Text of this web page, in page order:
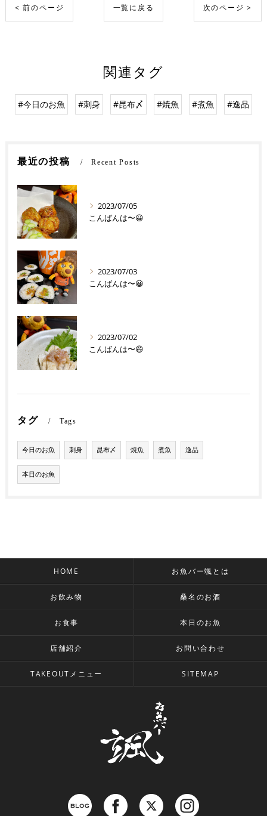
< 前のページ 一覧に戻る 次のページ >
関連タグ
#今日のお魚 #刺身 #昆布〆 #焼魚 #煮魚 #逸品
最近の投稿 Recent Posts
2023/07/05
こんばんは〜😀
2023/07/03
こんばんは〜😀
2023/07/02
こんばんは〜😄
タグ Tags
今日のお魚 刺身 昆布〆 焼魚 煮魚 逸品
本日のお魚
HOME お魚バー颯とは
お飲み物 桑名のお酒
お食事 本日のお魚
店舗紹介 お問い合わせ
TAKEOUTメニュー SITEMAP